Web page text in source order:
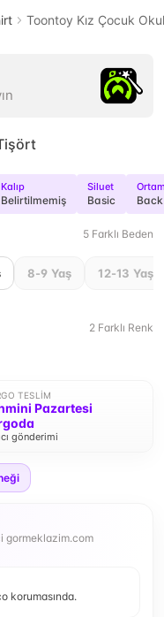
Toontoy Kız Çocuk
Kalıp
Belirtilmemiş
Siluet
Basic
5 Farklı Beden
8-9 Yaş 12-13 Yaş
2 Farklı Renk
TESLIM
Pazartesi
gönderimi
gormeklazim.com
korumasında.